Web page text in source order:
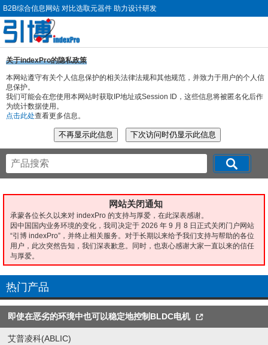
B2B综合信息网站 对比选取元器件 助力设计研发
关于indexPro的隐私政策
本网站遵守有关个人信息保护的相关法律法规和其他规范，并致力于用户的个人信
息保护。
我们可能会在您使用本网站时获取IP地址或Session ID，这些信息将被匿名化后作
为统计数据使用。
点击此处查看更多信息。
网站关闭通知
承蒙各位长久以来对 indexPro 的支持与厚爱，在此深表感谢。
因中国国内业务环境的变化，我司决定于 2026 年 9 月 8 日正式关闭门户网站
“引博 indexPro”，并终止相关服务。对于长期以来给予我们支持与帮助的各位
用户，此次突然告知，我们深表歉意。同时，也衷心感谢大家一直以来的信任
与厚爱。
热门产品
即使在恶劣的环境中也可以稳定地控制BLDC电机
艾普凌科(ABLIC)